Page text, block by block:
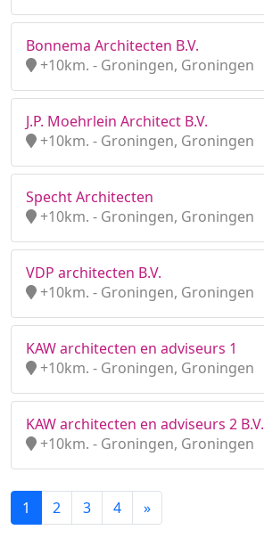
Bonnema Architecten B.V.
+10km. - Groningen, Groningen
J.P. Moehrlein Architect B.V.
+10km. - Groningen, Groningen
Specht Architecten
+10km. - Groningen, Groningen
VDP architecten B.V.
+10km. - Groningen, Groningen
KAW architecten en adviseurs 1
+10km. - Groningen, Groningen
KAW architecten en adviseurs 2 B.V.
+10km. - Groningen, Groningen
1 2 3 4 »